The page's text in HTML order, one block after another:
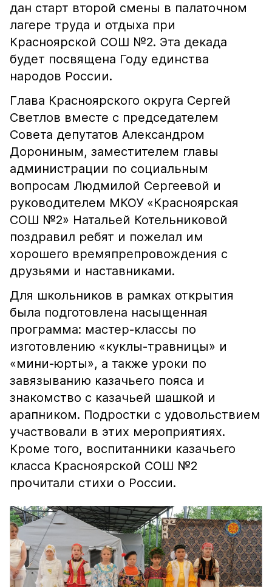
дан старт второй смены в палаточном
лагере труда и отдыха при
Красноярской СОШ №2. Эта декада
будет посвящена Году единства
народов России.
Глава Красноярского округа Сергей
Светлов вместе с председателем
Совета депутатов Александром
Дорониным, заместителем главы
администрации по социальным
вопросам Людмилой Сергеевой и
руководителем МКОУ «Красноярская
СОШ №2» Натальей Котельниковой
поздравил ребят и пожелал им
хорошего времяпрепровождения с
друзьями и наставниками.
Для школьников в рамках открытия
была подготовлена насыщенная
программа: мастер-классы по
изготовлению «куклы-травницы» и
«мини-юрты», а также уроки по
завязыванию казачьего пояса и
знакомство с казачьей шашкой и
арапником. Подростки с удовольствием
участвовали в этих мероприятиях.
Кроме того, воспитанники казачьего
класса Красноярской СОШ №2
прочитали стихи о России.